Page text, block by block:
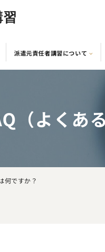
派遣元責任者講習について
（よくあ
何ですか？